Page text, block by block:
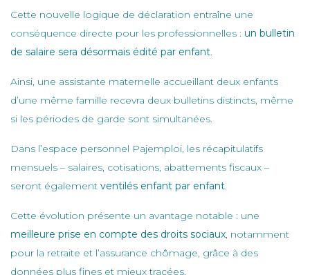
Cette nouvelle logique de déclaration entraîne une
conséquence directe pour les professionnelles : un bulletin
de salaire sera désormais édité par enfant.
Ainsi, une assistante maternelle accueillant deux enfants
d’une même famille recevra deux bulletins distincts, même
si les périodes de garde sont simultanées.
Dans l’espace personnel Pajemploi, les récapitulatifs
mensuels – salaires, cotisations, abattements fiscaux –
seront également ventilés enfant par enfant.
Cette évolution présente un avantage notable : une
meilleure prise en compte des droits sociaux, notamment
pour la retraite et l’assurance chômage, grâce à des
données plus fines et mieux tracées.